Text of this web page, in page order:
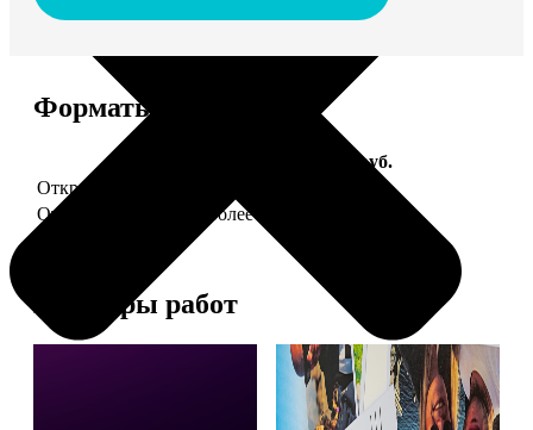
Форматы и цены
Цена, руб.
Открытка А5 "отправим за Вас"
Открытка А5 6 шт и более
Примеры работ